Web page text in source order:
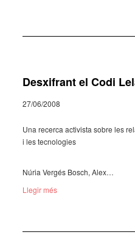
Desxifrant el Codi
27/06/2008
Una recerca acti­vista sobre les
i les tecno­lo­gies
Núria Vergés Bosch, Alex…
Llegir més